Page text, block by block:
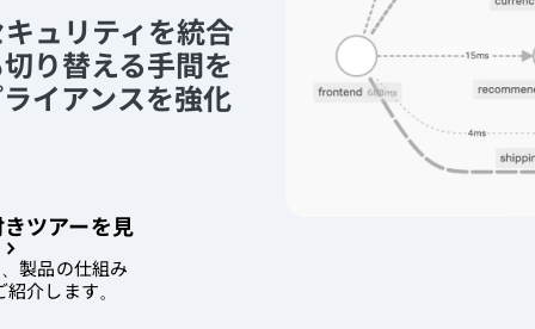
ュリティを統合
り替える手間を
イアンスを強化
ツアーを見
製品の仕組み
介します。